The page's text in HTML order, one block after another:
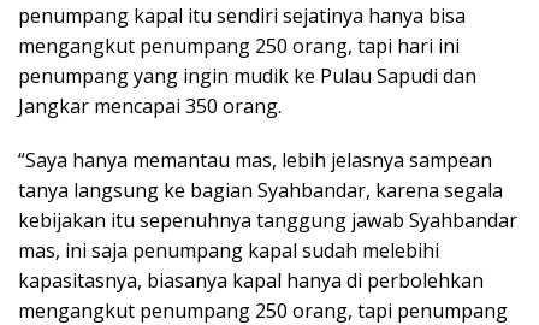
penumpang kapal itu sendiri sejatinya hanya bisa
mengangkut penumpang 250 orang, tapi hari ini
penumpang yang ingin mudik ke Pulau Sapudi dan
Jangkar mencapai 350 orang.
“Saya hanya memantau mas, lebih jelasnya sampean
tanya langsung ke bagian Syahbandar, karena segala
kebijakan itu sepenuhnya tanggung jawab Syahbandar
mas, ini saja penumpang kapal sudah melebihi
kapasitasnya, biasanya kapal hanya di perbolehkan
mengangkut penumpang 250 orang, tapi penumpang